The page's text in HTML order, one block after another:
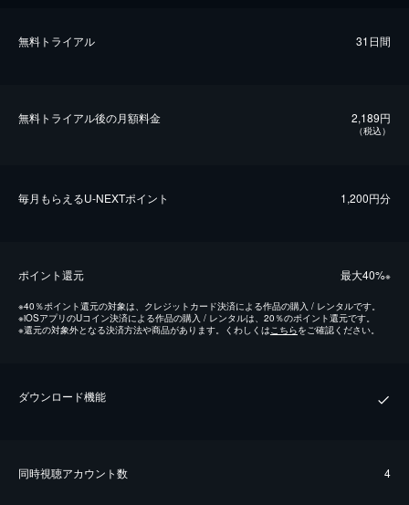
無料トライアル 31日間
無料トライアル後の⽉額料金 2,189円
（税込）
毎⽉もらえるU-NEXTポイント 1,200円分
ポイント還元 最⼤40%※
※40％ポイント還元の対象は、クレジットカード決済による作品の購入 / レンタルです。
※iOSアプリのUコイン決済による作品の購入 / レンタルは、20％のポイント還元です。
※還元の対象外となる決済方法や商品があります。くわしくはこちらをご確認ください。
ダウンロード機能
同時視聴アカウント数 4